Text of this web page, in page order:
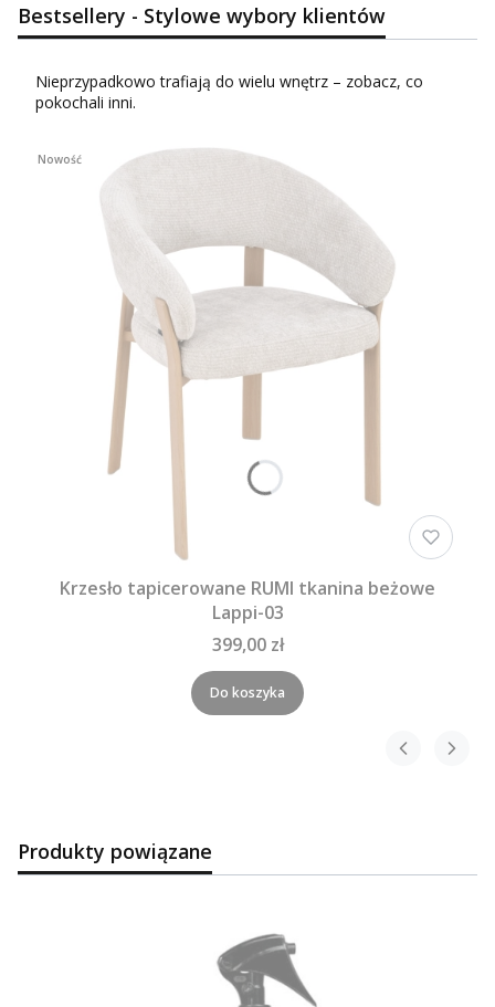
Bestsellery - Stylowe wybory klientów
Nieprzypadkowo trafiają do wielu wnętrz – zobacz, co
pokochali inni.
Nowość
Krzesło tapicerowane RUMI tkanina beżowe
Lappi-03
399,00 zł
Do koszyka
Produkty powiązane